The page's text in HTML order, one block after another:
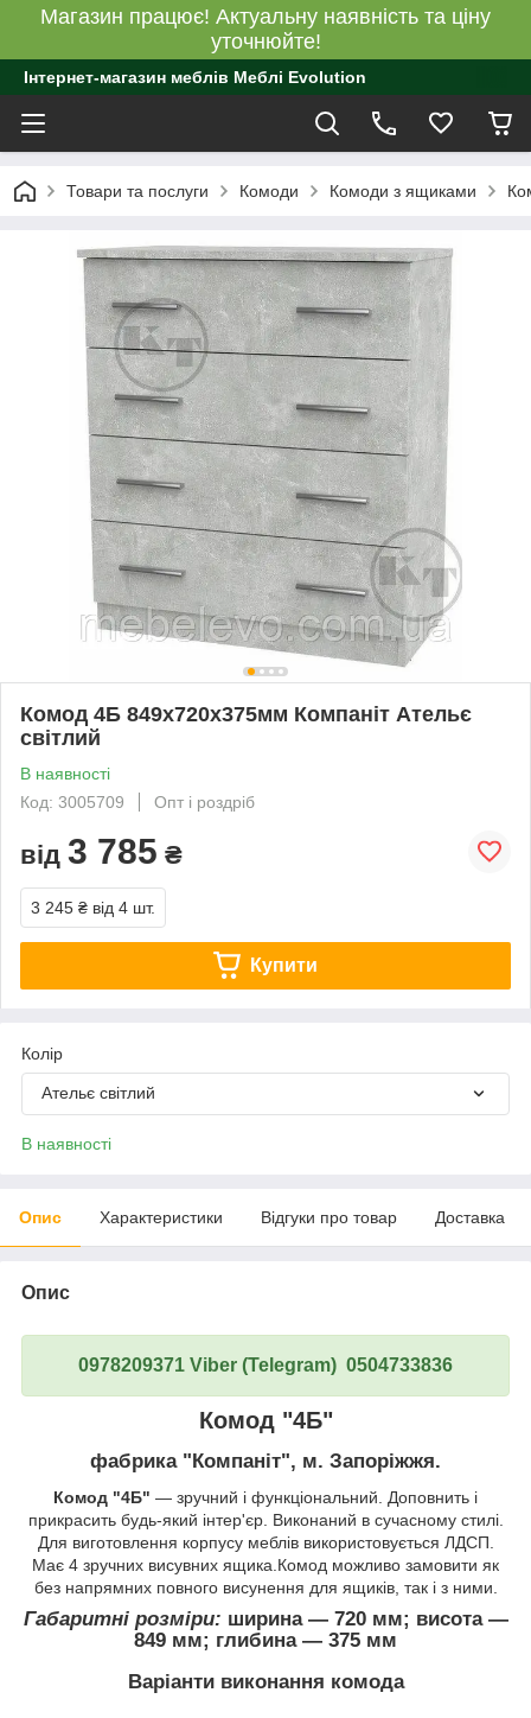
Магазин працює! Актуальну наявність та ціну
уточнюйте!
Інтернет-магазин меблів Меблі Evolution
Товари та послуги Комоди Комоди з ящиками
Комод 4Б 849х720х375мм Компаніт Ательє
світлий
В наявності
Код: 3005709
Опт і роздріб
від 3 785 ₴
3 245 ₴ від 4 шт.
Купити
Колір
Ательє світлий
В наявності
Опис Характеристики Відгуки про товар Доставка
Опис
0978209371 Viber (Telegram) 0504733836
Комод "4Б"
фабрика "Компаніт", м. Запоріжжя.
Комод "4Б" ― зручний і функціональний. Доповнить і
прикрасить будь-який інтер'єр. Виконаний в сучасному стилі.
Для виготовлення корпусу меблів використовується ЛДСП.
Має 4 зручних висувних ящика.Комод можливо замовити як
без напрямних повного висунення для ящиків, так і з ними.
Габаритні розміри: ширина ― 720 мм; висота ―
849 мм; глибина ― 375 мм
Варіанти виконання комода